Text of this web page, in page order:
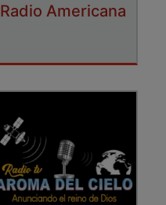
Radio Americana